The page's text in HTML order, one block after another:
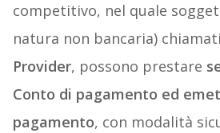
competitivo, nel quale
natura non bancaria) chiamati
Provider, possono prestare
Conto di pagamento ed
pagamento, con modalità